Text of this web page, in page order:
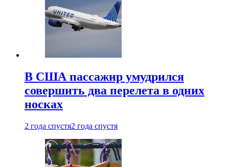
В США пассажир умудрился
совершить два перелета в одних
носках
2 года спустя2 года спустя